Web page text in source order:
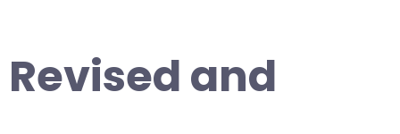
Revised and